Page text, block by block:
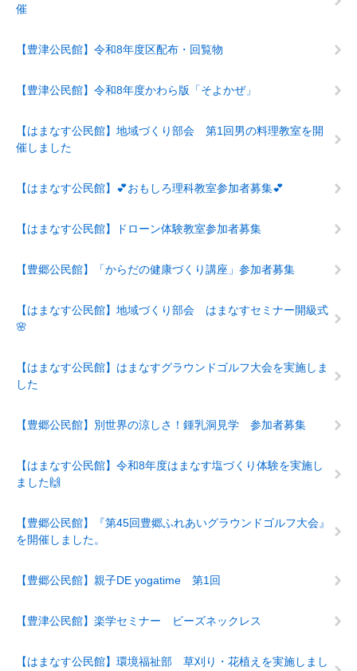
催
【豊津公民館】令和8年度区配布・回覧物
【豊津公民館】令和8年度かわら版「そよかぜ」
【はまなす公民館】地域づくり部会 第1回男の料理教室を開
催しました
【はまなす公民館】💕おもしろ理科教室参加者募集💕
【はまなす公民館】ドローン体験教室参加者募集
【豊郷公民館】「からだの健康づくり講座」参加者募集
【はまなす公民館】地域づくり部会 はまなすセミナー開級式
🌸
【はまなす公民館】はまなすグラウンドゴルフ大会を実施しま
した
【豊郷公民館】別世界の涼しさ！鍾乳洞見学 参加者募集
【はまなす公民館】令和8年度はまなす塩づくり体験を実施し
ました🙌
【豊郷公民館】『第45回豊郷ふれあいグラウンドゴルフ大会』
を開催しました。
【豊郷公民館】親子DE yogatime 第1回
【豊津公民館】楽学セミナー ビーズネックレス
【はまなす公民館】環境福祉部 草刈り・花植えを実施しまし